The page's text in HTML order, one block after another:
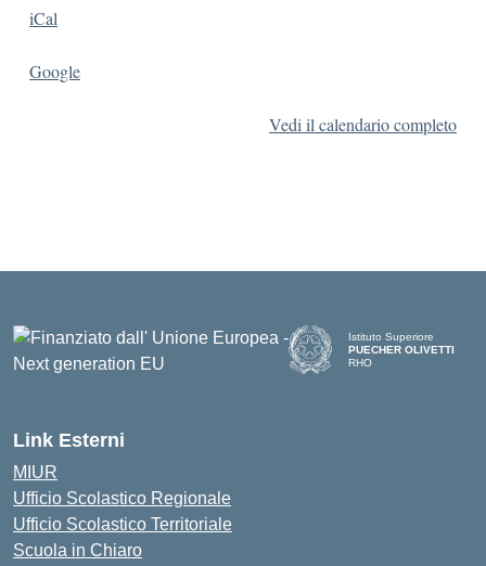
iCal
Google
Vedi il calendario completo
Istituto Superiore
PUECHER OLIVETTI
RHO
Link Esterni
MIUR
Ufficio Scolastico Regionale
Ufficio Scolastico Territoriale
Scuola in Chiaro